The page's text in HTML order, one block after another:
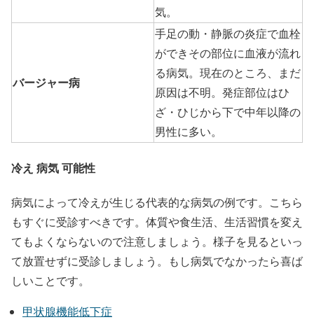
気。
バージャー病
手足の動・静脈の炎症で血栓
ができその部位に血液が流れ
る病気。現在のところ、まだ
原因は不明。発症部位はひ
ざ・ひじから下で中年以降の
男性に多い。
冷え 病気 可能性
病気によって冷えが生じる代表的な病気の例です。こちら
もすぐに受診すべきです。体質や食生活、生活習慣を変え
てもよくならないので注意しましょう。様子を見るといっ
て放置せずに受診しましょう。もし病気でなかったら喜ば
しいことです。
甲状腺機能低下症